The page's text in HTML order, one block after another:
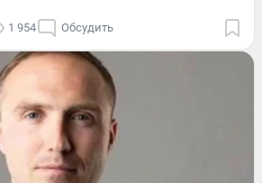
1 954 Обсудить